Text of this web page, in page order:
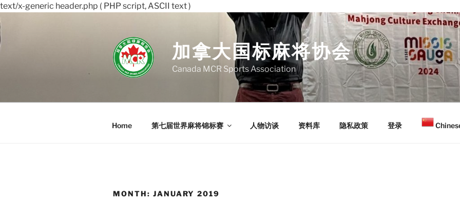
text/x-generic header.php ( PHP script, ASCII text )
to
content
加拿大国标麻将协会
Canada MCR Sports Association
Home 第七届世界麻将锦标赛 人物访谈 资料库 隐私政策 登录
MONTH: JANUARY 2019